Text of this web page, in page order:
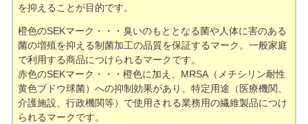
を抑えることが目的です。
橙色のSEKマーク・・・臭いのもととなる菌や人体に害のある
菌の増殖を抑える制菌加工の品質を保証するマーク。一般家庭
で利用する商品につけられるマークです。
赤色のSEKマーク・・・橙色に加え、MRSA（メチシリン耐性
黄色ブドウ球菌）への抑制効果があり、特定用途（医療機関、
介護施設、行政機関等）で使用される業務用の繊維製品につけ
られるマークです。